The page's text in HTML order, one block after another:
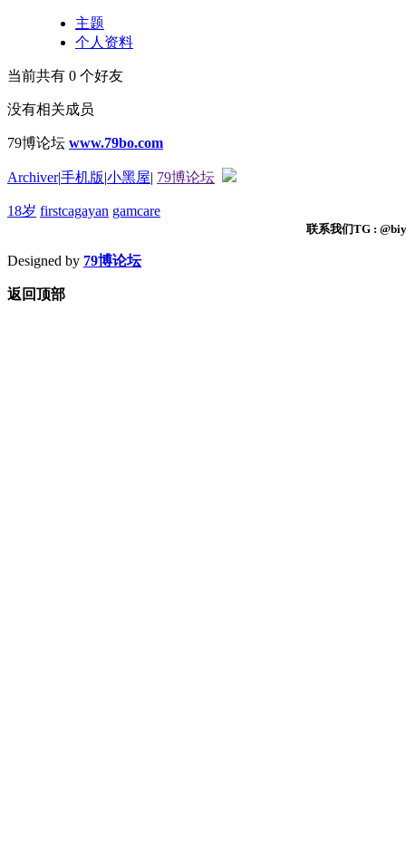
主题
个人资料
当前共有 0 个好友
没有相关成员
79博论坛 www.79bo.com
Archiver|手机版|小黑屋| 79博论坛
18岁 firstcagayan gamcare
联系我们TG :
Designed by 79博论坛
返回顶部